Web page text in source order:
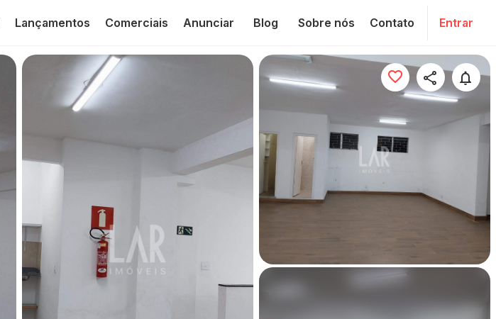
Lançamentos Comerciais Anunciar Blog Sobre nós Contato Entrar